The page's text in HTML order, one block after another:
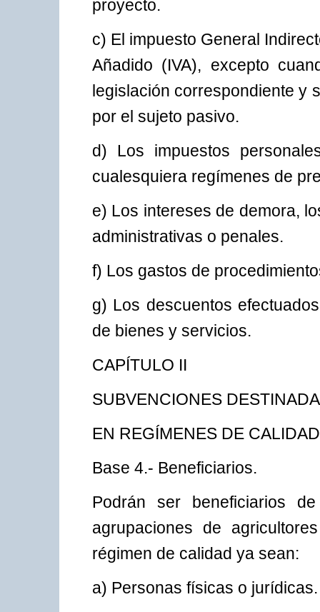
proyecto.
c) El impuesto General
Añadido (IVA), excepto
legislación correspondiente y
por el sujeto pasivo.
d) Los impuestos
cualesquiera regímenes de
e) Los intereses de demora,
administrativas o penales.
f) Los gastos de
g) Los descuentos
de bienes y servicios.
CAPÍTULO II
SUBVENCIONES
EN REGÍMENES DE CALIDAD
Base 4.- Beneficiarios.
Podrán ser beneficiarios
agrupaciones de
régimen de calidad ya sean:
a) Personas físicas o jurídicas.